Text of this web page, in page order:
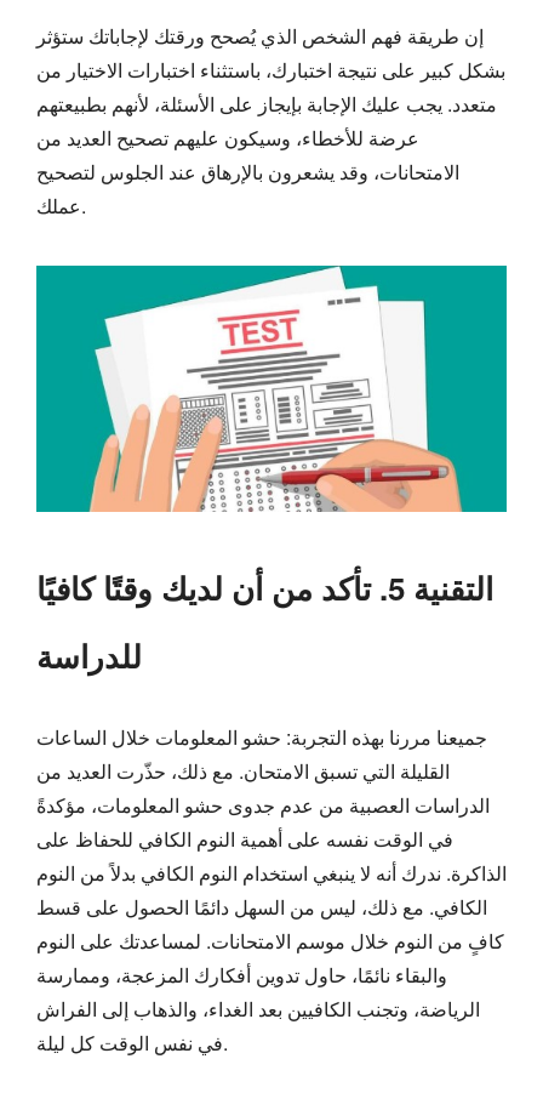
إن طريقة فهم الشخص الذي يُصحح ورقتك لإجاباتك ستؤثر
بشكل كبير على نتيجة اختبارك، باستثناء اختبارات الاختيار من
متعدد. يجب عليك الإجابة بإيجاز على الأسئلة، لأنهم بطبيعتهم
عرضة للأخطاء، وسيكون عليهم تصحيح العديد من
الامتحانات، وقد يشعرون بالإرهاق عند الجلوس لتصحيح
عملك.
التقنية 5. تأكد من أن لديك وقتًا كافيًا
للدراسة
جميعنا مررنا بهذه التجربة: حشو المعلومات خلال الساعات
القليلة التي تسبق الامتحان. مع ذلك، حذّرت العديد من
الدراسات العصبية من عدم جدوى حشو المعلومات، مؤكدةً
في الوقت نفسه على أهمية النوم الكافي للحفاظ على
الذاكرة. ندرك أنه لا ينبغي استخدام النوم الكافي بدلاً من النوم
الكافي. مع ذلك، ليس من السهل دائمًا الحصول على قسط
كافٍ من النوم خلال موسم الامتحانات. لمساعدتك على النوم
والبقاء نائمًا، حاول تدوين أفكارك المزعجة، وممارسة
الرياضة، وتجنب الكافيين بعد الغداء، والذهاب إلى الفراش
في نفس الوقت كل ليلة.